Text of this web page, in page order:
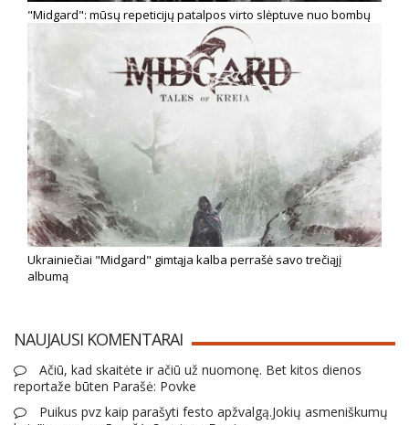
"Midgard": mūsų repeticijų patalpos virto slėptuve nuo bombų
Ukrainiečiai "Midgard" gimtąja kalba perrašė savo trečiąjį
albumą
NAUJAUSI KOMENTARAI
Ačiū, kad skaitėte ir ačiū už nuomonę. Bet kitos dienos
reportaže būten Parašė: Povke
Puikus pvz kaip parašyti festo apžvalgą.Jokių asmeniškumų